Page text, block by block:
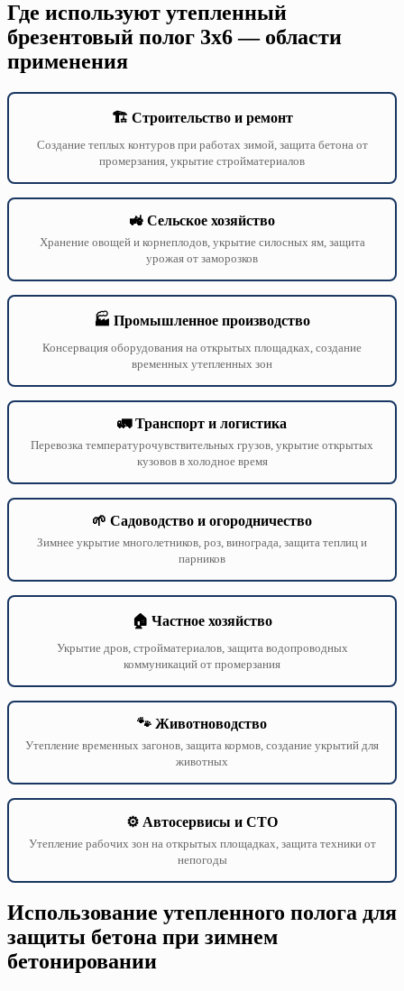
Где используют утепленный
брезентовый полог 3х6 — области
применения
🏗️ Строительство и ремонт
Создание теплых контуров при работах зимой, защита бетона от
промерзания, укрытие стройматериалов
🚜 Сельское хозяйство
Хранение овощей и корнеплодов, укрытие силосных ям, защита
урожая от заморозков
🏭 Промышленное производство
Консервация оборудования на открытых площадках, создание
временных утепленных зон
🚛 Транспорт и логистика
Перевозка температурочувствительных грузов, укрытие открытых
кузовов в холодное время
🌱 Садоводство и огородничество
Зимнее укрытие многолетников, роз, винограда, защита теплиц и
парников
🏠 Частное хозяйство
Укрытие дров, стройматериалов, защита водопроводных
коммуникаций от промерзания
🐾 Животноводство
Утепление временных загонов, защита кормов, создание укрытий для
животных
⚙️ Автосервисы и СТО
Утепление рабочих зон на открытых площадках, защита техники от
непогоды
Использование утепленного полога для
защиты бетона при зимнем
бетонировании